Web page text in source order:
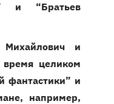
и “Братьев
и
целиком
фантастики” и
например,